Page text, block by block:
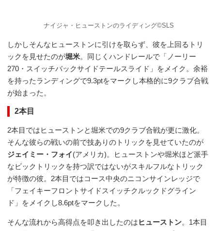
ナイジャ・ヒューストンのライディング©︎SLS
しかしそんなヒューストンに引けを取らず、彼を上回るトリ
ックを見せたのが堀米。同じくハンドレールで「ノーリー
270・スイッチバックサイドテールスライド」をメイク。余裕
を持ったランディングで9.3ptをマークし本格的に9クラブ合戦
が始まった。
2本目
2本目ではヒューストンと堀米での9クラブ合戦が更に激化。
そんな彼らの戦いの前で技ありのトリックを見せていたのが
ジェイミー・フォイ(アメリカ)。ヒューストンや堀米ほど派手
なビックトリックを持つ訳ではないがスキルフルなトリック
が特徴の彼。2本目ではコース中央のニコンサインレッジで
「フェイキーフロントサイドスイッチクルックドグライン
ド」をメイクし8.6ptをマークした。
そんな流れから高得点を叩き出したのは ヒューストン。1本目